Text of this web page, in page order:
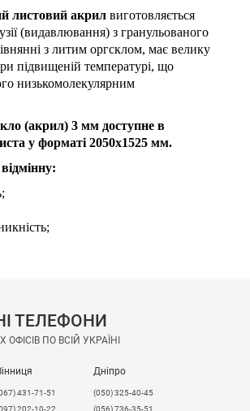
листовий акрил виготовляється
(видавлювання) з гранульованого
з литим оргсклом, має велику
підвищеній температурі, що
низькомолекулярним
(акрил) 3 мм доступне в
у форматі 2050х1525 мм.
оргскло
властивостями;
ТЕЛЕФОНИ
ПО ВСІЙ УКРАЇНІ
431-71-51
202-10-22
Дніпро
(050) 325-40-45
(056) 736-35-51